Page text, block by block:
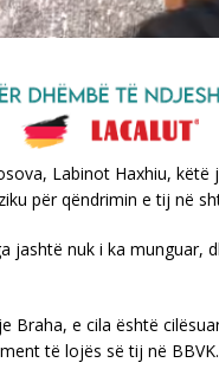
Labinot Haxhiu,
për qëndrimin e tij në
jashtë nuk i ka munguar,
Braha, e cila është
të lojës së tij në BBVK.